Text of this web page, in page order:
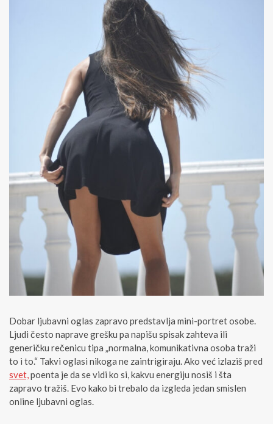
Dobar ljubavni oglas zapravo predstavlja mini-portret osobe.
Ljudi često naprave grešku pa napišu spisak zahteva ili
generičku rečenicu tipa „normalna, komunikativna osoba traži
to i to.“ Takvi oglasi nikoga ne zaintrigiraju. Ako već izlaziš pred
svet,poenta je da se vidi ko si, kakvu energiju nosiš i šta
zapravo tražiš. Evo kako bi trebalo da izgleda jedan smislen
online ljubavni oglas.